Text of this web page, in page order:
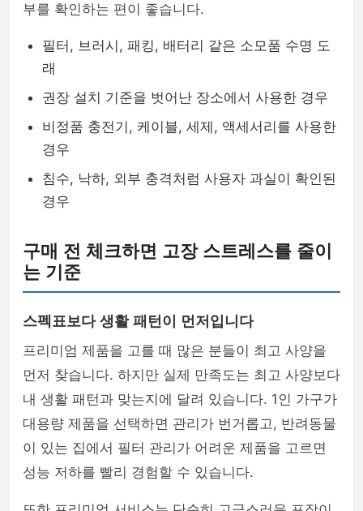
부를 확인하는 편이 좋습니다.
필터, 브러시, 패킹, 배터리 같은 소모품 수명 도
래
권장 설치 기준을 벗어난 장소에서 사용한 경우
비정품 충전기, 케이블, 세제, 액세서리를 사용한
경우
침수, 낙하, 외부 충격처럼 사용자 과실이 확인된
경우
구매 전 체크하면 고장 스트레스를 줄이
는 기준
스펙표보다 생활 패턴이 먼저입니다
프리미엄 제품을 고를 때 많은 분들이 최고 사양을
먼저 찾습니다. 하지만 실제 만족도는 최고 사양보다
내 생활 패턴과 맞는지에 달려 있습니다. 1인 가구가
대용량 제품을 선택하면 관리가 번거롭고, 반려동물
이 있는 집에서 필터 관리가 어려운 제품을 고르면
성능 저하를 빨리 경험할 수 있습니다.